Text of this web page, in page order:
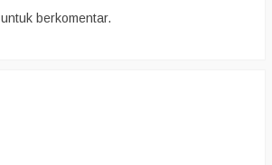
untuk berkomentar.